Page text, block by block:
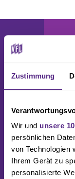
Zustimmung
Wir und unsere
persönlichen
von Technologien
Ihrem Gerät zu
personalisierte